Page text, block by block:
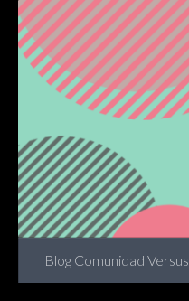
Skip to content
Blog Comunidad Versus